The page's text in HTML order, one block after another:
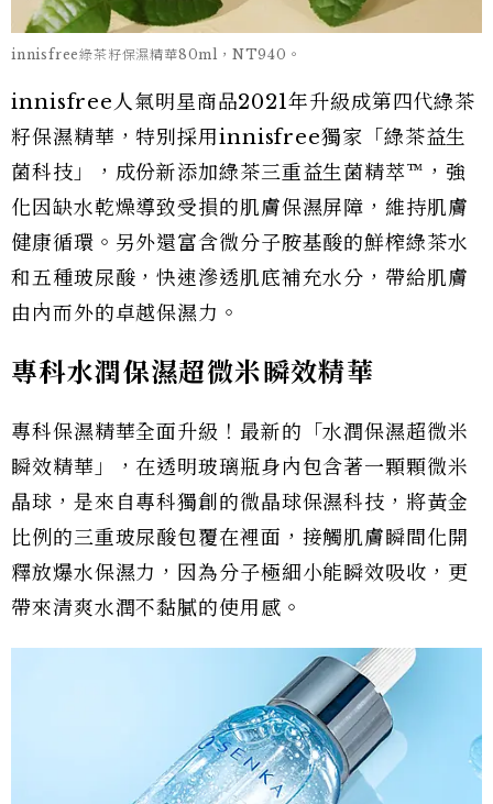
innisfree綠茶籽保濕精華80ml，NT940。
innisfree人氣明星商品2021年升級成第四代綠茶
籽保濕精華，特別採用innisfree獨家「綠茶益生
菌科技」，成份新添加綠茶三重益生菌精萃™，強
化因缺水乾燥導致受損的肌膚保濕屏障，維持肌膚
健康循環。另外還富含微分子胺基酸的鮮榨綠茶水
和五種玻尿酸，快速滲透肌底補充水分，帶給肌膚
由內而外的卓越保濕力。
專科水潤保濕超微米瞬效精華
專科保濕精華全面升級！最新的「水潤保濕超微米
瞬效精華」，在透明玻璃瓶身內包含著一顆顆微米
晶球，是來自專科獨創的微晶球保濕科技，將黃金
比例的三重玻尿酸包覆在裡面，接觸肌膚瞬間化開
釋放爆水保濕力，因為分子極細小能瞬效吸收，更
帶來清爽水潤不黏膩的使用感。